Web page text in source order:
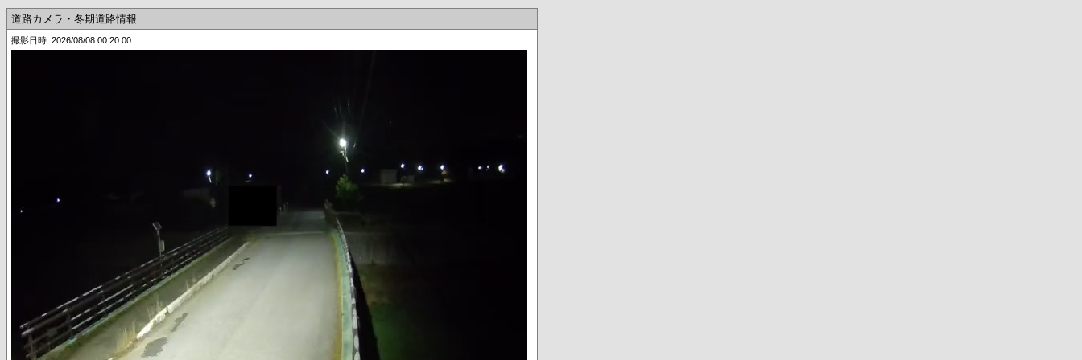
道路カメラ・冬期道路情報
撮影日時: 2026/08/08 00:20:00